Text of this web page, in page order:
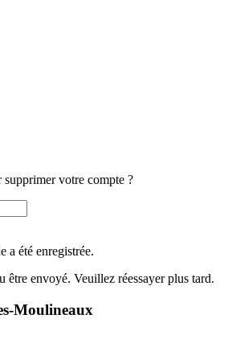
votre compte ?
a été enregistrée.
être envoyé. Veuillez réessayer plus tard.
Moulineaux